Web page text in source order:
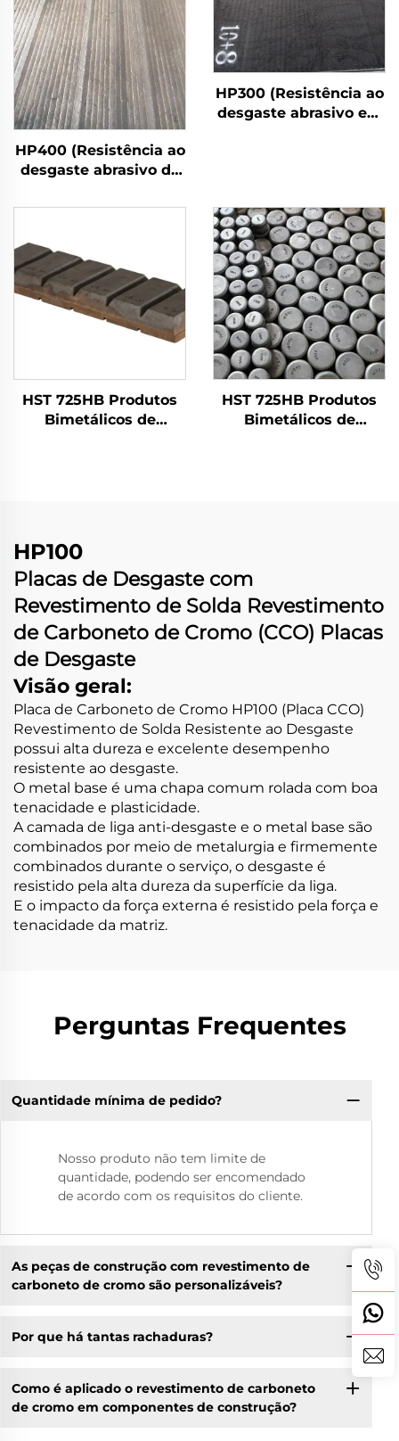
HP400 (Resistência ao
desgaste abrasivo de
HP300 (Resistência ao
desgaste abrasivo em
HST 725HB Produtos
Bimetálicos de
HST 725HB Produtos
Bimetálicos de
HP100
Placas de Desgaste com
Revestimento de Solda Revestimento
de Carboneto de Cromo (CCO) Placas
de Desgaste
Visão geral:
Placa de Carboneto de Cromo HP100 (Placa CCO)
Revestimento de Solda Resistente ao Desgaste
possui alta dureza e excelente desempenho
resistente ao desgaste.
O metal base é uma chapa comum rolada com boa
tenacidade e plasticidade.
A camada de liga anti-desgaste e o metal base são
combinados por meio de metalurgia e firmemente
combinados durante o serviço, o desgaste é
resistido pela alta dureza da superfície da liga.
E o impacto da força externa é resistido pela força e
tenacidade da matriz.
Perguntas Frequentes
Quantidade mínima de pedido?
Nosso produto não tem limite de
quantidade, podendo ser encomendado
de acordo com os requisitos do cliente.
As peças de construção com revestimento de
carboneto de cromo são personalizáveis?
Por que há tantas rachaduras?
Como é aplicado o revestimento de carboneto
de cromo em componentes de construção?